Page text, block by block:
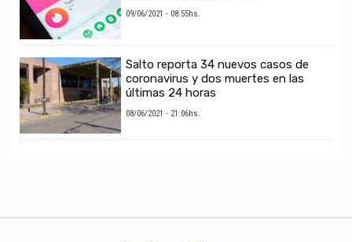
09/06/2021 - 08:55hs.
Salto reporta 34 nuevos casos de
coronavirus y dos muertes en las
últimas 24 horas
08/06/2021 - 21:06hs.